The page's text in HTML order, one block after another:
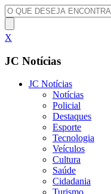
X
JC Notícias
JC Notícias
Notícias
Policial
Destaques
Esporte
Tecnologia
Veículos
Cultura
Saúde
Cidadania